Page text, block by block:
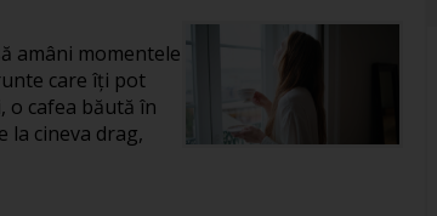
amâni momentele
care îți pot
o cafea băută în
la cineva drag,